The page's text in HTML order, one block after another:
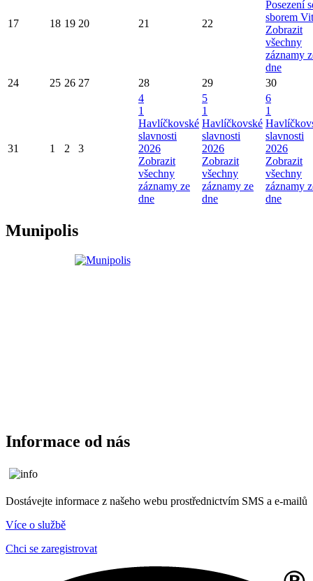
17 18 19 20 21 22
Posezení
sborem
Zobrazit
všechny
záznamy
dne
24
25 26 27 28 29 30
31 1 2 3
4
1
Havlíčkovské
slavnosti
2026
Zobrazit
všechny
záznamy ze
dne
5
1
Havlíčkovské
slavnosti
2026
Zobrazit
všechny
záznamy ze
dne
6
1
slavnosti
2026
Zobrazit
všechny
záznamy
dne
Munipolis
Informace od nás
Dostávejte informace z našeho webu prostřednictvím SMS a e-mailů
Více o službě
Chci se zaregistrovat